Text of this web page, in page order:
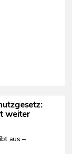
weiter
aus –